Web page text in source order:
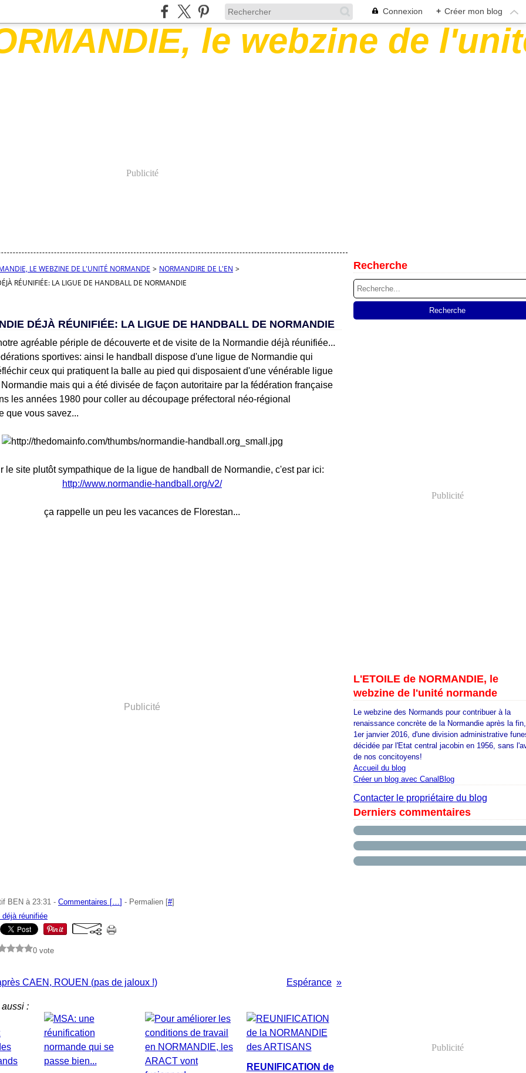
Connexion + Créer mon blog
Publicité
LE WEBZINE DE L'UNITÉ NORMANDE > NORMANDIRE DE L'EN >
RÉUNIFIÉE: LA LIGUE DE HANDBALL DE NORMANDIE
DÉJÀ RÉUNIFIÉE: LA LIGUE DE HANDBALL DE NORMANDIE
agréable périple de découverte et de visite de la Normandie déjà réunifiée...
sportives: ainsi le handball dispose d'une ligue de Normandie qui
ceux qui pratiquent la balle au pied qui disposaient d'une vénérable ligue
mais qui a été divisée de façon autoritaire par la fédération française
les années 1980 pour coller au découpage préfectoral néo-régional
que vous savez...
le site plutôt sympathique de la ligue de handball de Normandie, c'est par ici:
http://www.normandie-handball.org/v2/
ça rappelle un peu les vacances de Florestan...
Publicité
BEN à 23:31 - Commentaires […] - Permalien [#]
déjà réunifiée
0 vote
CAEN, ROUEN (pas de jaloux !) Espérance
aussi :
REUNIFICATION de
Recherche
Publicité
L'ETOILE de NORMANDIE, le
webzine de l'unité normande
Le webzine des Normands pour contribuer à la
renaissance concrète de la Normandie après la
1er janvier 2016, d'une division administrative
décidée par l'Etat central jacobin en 1956, sans
de nos concitoyens!
Accueil du blog
Créer un blog avec CanalBlog
Contacter le propriétaire du blog
Derniers commentaires
Publicité